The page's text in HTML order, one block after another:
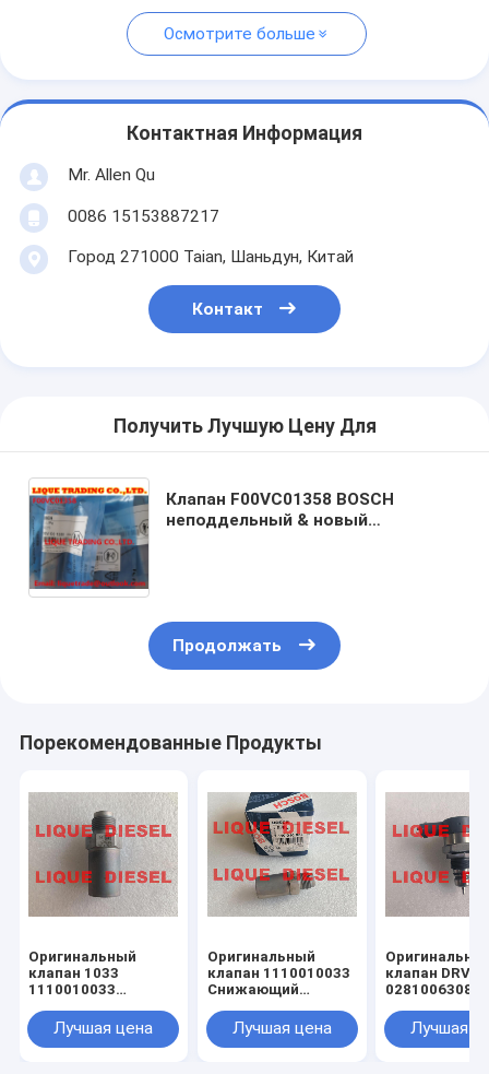
Осмотрите больше
Контактная Информация
Mr. Allen Qu
0086 15153887217
Город 271000 Taian, Шаньдун, Китай
Контакт
Получить Лучшую Цену Для
Клапан F00VC01358 BOSCH
неподдельный & новый
0445110367
Продолжать
Порекомендованные Продукты
Оригинальный
клапан 1033
1110010033
клапан 1 110 010
033
Лучшая цена
Оригинальный
клапан 1110010033
Снижающий
110 010 033
Лучшая цена
клапан DRV
0281006308 0
CR/DRV-U S
Лучшая